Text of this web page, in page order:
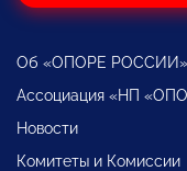
Об «ОПОРЕ РОССИИ»
Ассоциация «НП
Новости
Комитеты и Комиссии